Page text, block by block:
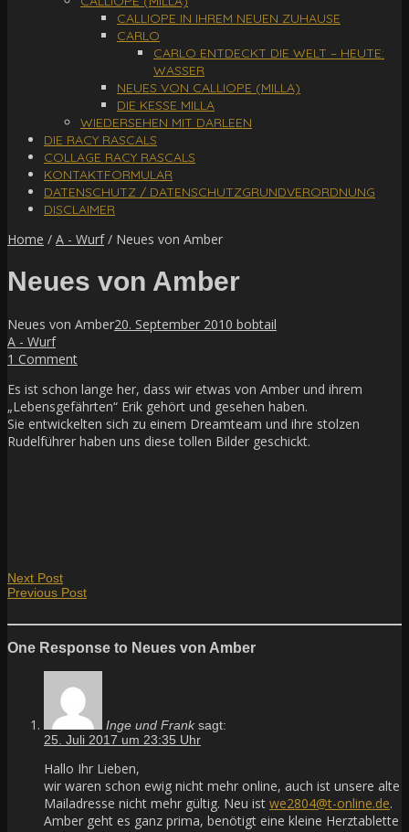
CALLIOPE IN IHREM NEUEN ZUHAUSE
CARLO
CARLO ENTDECKT DIE WELT – HEUTE:
WASSER
NEUES VON CALLIOPE (MILLA)
DIE KESSE MILLA
WIEDERSEHEN MIT DARLEEN
DIE RACY RASCALS
COLLAGE RACY RASCALS
KONTAKTFORMULAR
DATENSCHUTZ / DATENSCHUTZGRUNDVERORDNUNG
DISCLAIMER
Home / A - Wurf/ Neues von Amber
Neues von Amber
Neues von Amber20. September 2010 bobtail
A - Wurf
1 Comment
Es ist schon lange her, dass wir etwas von Amber und ihrem
„Lebensgefährten“ Erik gehört und gesehen haben.
Sie entwickelten sich zu einem Dreamteam und ihre stolzen
Rudelführer haben uns diese tollen Bilder geschickt.
Next Post
Previous Post
One Response to Neues von Amber
Inge und Frank sagt:
25. Juli 2017 um 23:35 Uhr
Hallo Ihr Lieben,
wir waren schon ewig nicht mehr online, auch ist unsere alte
Mailadresse nicht mehr gültig. Neu ist we2804@t-online.de.
Amber geht es ganz prima, benötigt eine kleine Herztablette